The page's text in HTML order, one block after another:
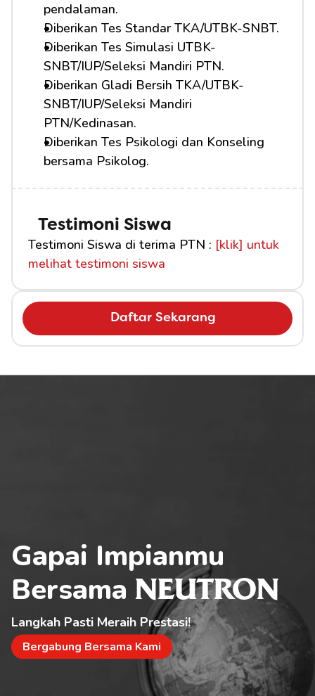
Daftar Sekarang
pendalaman.
Diberikan Tes Standar TKA/UTBK-SNBT.
Diberikan Tes Simulasi UTBK-
SNBT/IUP/Seleksi Mandiri PTN.
Diberikan Gladi Bersih TKA/UTBK-
SNBT/IUP/Seleksi Mandiri
PTN/Kedinasan.
Diberikan Tes Psikologi dan Konseling
bersama Psikolog.
Testimoni Siswa
Testimoni Siswa di terima PTN : [klik] untuk
melihat testimoni siswa
Gapai Impianmu
Bersama NEUTRON
Langkah Pasti Meraih Prestasi!
Bergabung Bersama Kami